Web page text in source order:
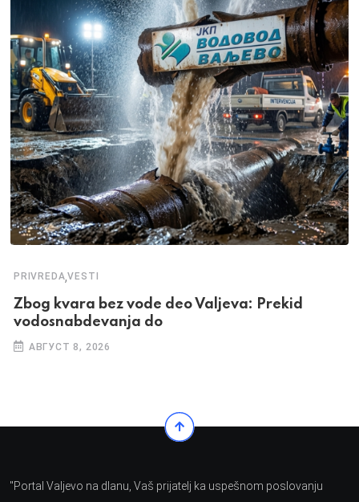
PRIVREDA,VESTI
Zbog kvara bez vode deo Valjeva: Prekid
vodosnabdevanja do
АВГУСТ 8, 2026
"Portal Valjevo na dlanu, Vaš prijatelj ka uspešnom poslovanju